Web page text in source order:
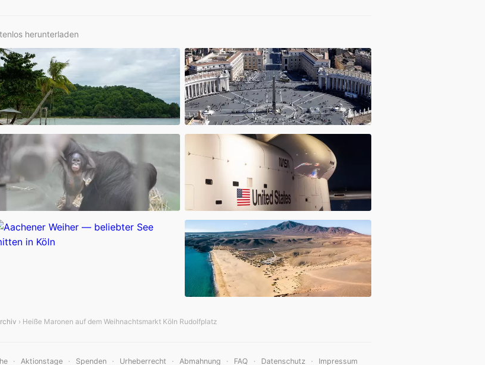
herunterladen
› Heiße Maronen auf dem Weihnachtsmarkt Köln Rudolfplatz
· Aktionstage · Spenden · Urheberrecht · Abmahnung · FAQ · Datenschutz · Impressum